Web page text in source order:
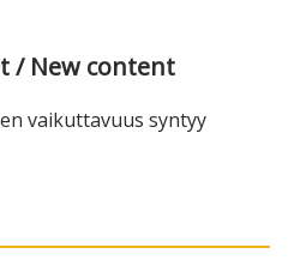
/ New content
vaikuttavuus syntyy